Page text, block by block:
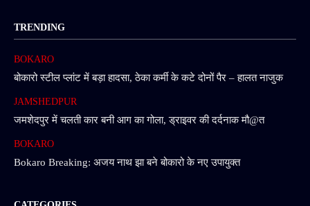
TRENDING
BOKARO
बोकारो स्टील प्लांट में बड़ा हादसा, ठेका कर्मी के कटे दोनों पैर – हालत नाजुक
JAMSHEDPUR
जमशेदपुर में चलती कार बनी आग का गोला, ड्राइवर की दर्दनाक मौ@त
BOKARO
Bokaro Breaking: अजय नाथ झा बने बोकारो के नए उपायुक्त